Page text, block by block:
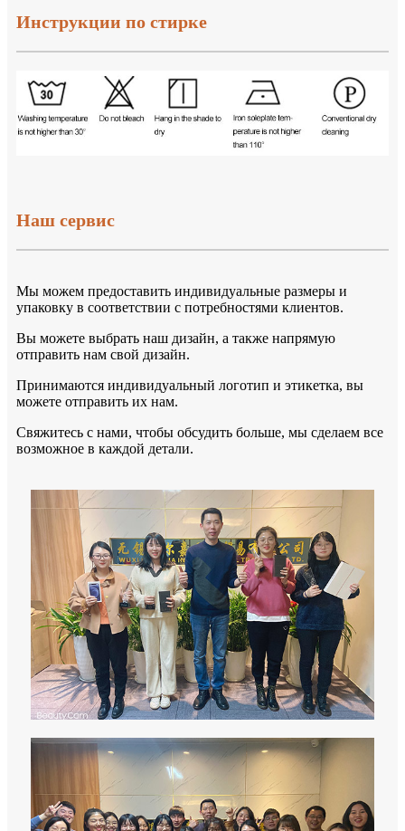
Инструкции по стирке
Наш сервис
Мы можем предоставить индивидуальные размеры и
упаковку в соответствии с потребностями клиентов.
Вы можете выбрать наш дизайн, а также напрямую
отправить нам свой дизайн.
Принимаются индивидуальный логотип и этикетка, вы
можете отправить их нам.
Свяжитесь с нами, чтобы обсудить больше, мы сделаем все
возможное в каждой детали.